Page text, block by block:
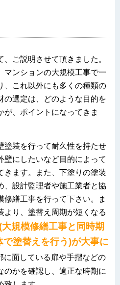
ご説明させて頂きました。
マンションの大規模工事で一
、これ以外にも多くの種類の
の選定は、どのような目的を
が、ポイントになってきま
塗装を行って耐久性を持たせ
壁にしたいなど目的によって
きます。また、下塗りの塗装
、設計監理者や施工業者と協
繕工事を行って下さい。ま
より、塗替え周期が短くなる
規模修繕工事と同時期
で塗替えを行う)が大事に
に面している扉や手摺などの
のかを確認し、適正な時期に